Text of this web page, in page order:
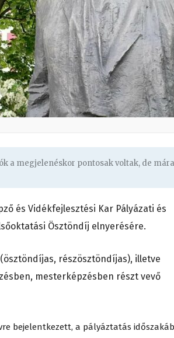
a megjelenéskor pontosak voltak, de mára
és Vidékfejlesztési Kar Pályázati és
Ösztöndíj elnyerésére.
részösztöndíjas), illetve
mesterképzésben részt vevő
bejelentkezett, a pályáztatás